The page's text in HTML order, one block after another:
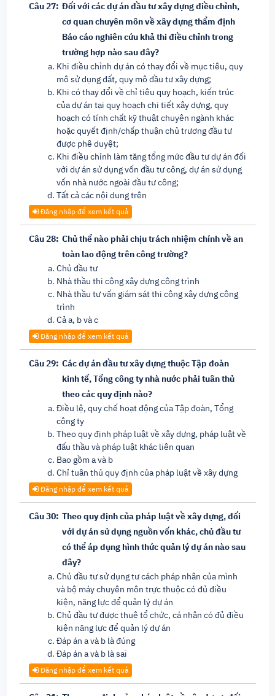
Câu 27: Đối với các dự án đầu tư xây dựng điều chỉnh,
cơ quan chuyên môn về xây dựng thẩm định
Báo cáo nghiên cứu khả thi điều chỉnh trong
trường hợp nào sau đây?
Khi điều chỉnh dự án có thay đổi về mục tiêu, quy
mô sử dụng đất, quy mô đầu tư xây dựng;
Khi có thay đổi về chỉ tiêu quy hoạch, kiến trúc
của dự án tại quy hoạch chi tiết xây dựng, quy
hoạch có tính chất kỹ thuật chuyên ngành khác
hoặc quyết định/chấp thuận chủ trương đầu tư
được phê duyệt;
Khi điều chỉnh làm tăng tổng mức đầu tư dự án đối
với dự án sử dụng vốn đầu tư công, dự án sử dụng
vốn nhà nước ngoài đầu tư công;
Tất cả các nội dung trên
Đăng nhập để xem kết quả
Câu 28: Chủ thể nào phải chịu trách nhiệm chính về an
toàn lao động trên công trường?
Chủ đầu tư
Nhà thầu thi công xây dựng công trình
Nhà thầu tư vấn giám sát thi công xây dựng công
trình
Cả a, b và c
Đăng nhập để xem kết quả
Câu 29: Các dự án đầu tư xây dựng thuộc Tập đoàn
kinh tế, Tổng công ty nhà nước phải tuân thủ
theo các quy định nào?
Điều lệ, quy chế hoạt động của Tập đoàn, Tổng
công ty
Theo quy định pháp luật về xây dựng, pháp luật về
đấu thầu và pháp luật khác liên quan
Bao gồm a và b
Chỉ tuân thủ quy định của pháp luật về xây dựng
Đăng nhập để xem kết quả
Câu 30: Theo quy định của pháp luật về xây dựng, đối
với dự án sử dụng nguồn vốn khác, chủ đầu tư
có thể áp dụng hình thức quản lý dự án nào sau
đây?
Chủ đầu tư sử dụng tư cách pháp nhân của mình
và bộ máy chuyên môn trực thuộc có đủ điều
kiện, năng lực để quản lý dự án
Chủ đầu tư được thuê tổ chức, cá nhân có đủ điều
kiện năng lực để quản lý dự án
Đáp án a và b là đúng
Đáp án a và b là sai
Đăng nhập để xem kết quả